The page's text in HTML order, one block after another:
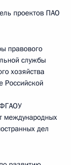
проектов ПАО
правового
службы
хозяйства
Российской
ФГАОУ
международных
дел